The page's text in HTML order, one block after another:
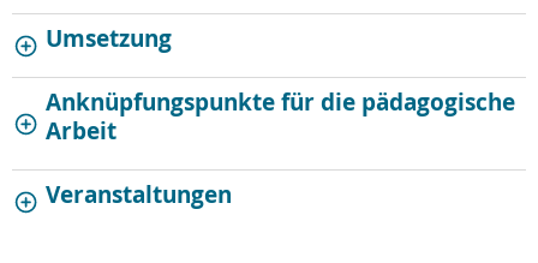
Umsetzung
Anknüpfungspunkte für die pädagogische
Arbeit
Veranstaltungen